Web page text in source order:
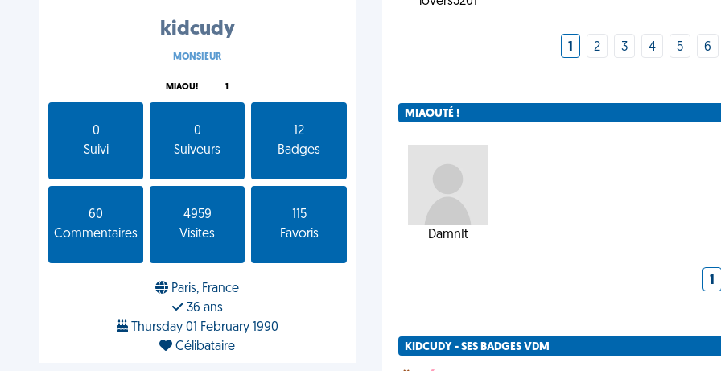
kidcudy
MONSIEUR
MIAOU! 1
0
Suivi
0
Suiveurs
12
Badges
60
Commentaires
4959
Visites
115
Favoris
Paris, France
36 ans
Thursday 01 February 1990
Célibataire
1 2 3 4 5 6
MIAOUTÉ !
DamnIt
1
KIDCUDY - SES BADGES VDM